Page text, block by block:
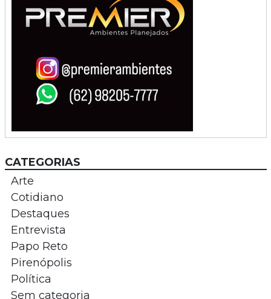
CATEGORIAS
Arte
Cotidiano
Destaques
Entrevista
Papo Reto
Pirenópolis
Política
Sem categoria